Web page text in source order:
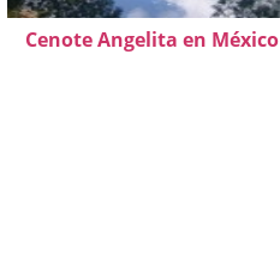
Cenote Angelita en México